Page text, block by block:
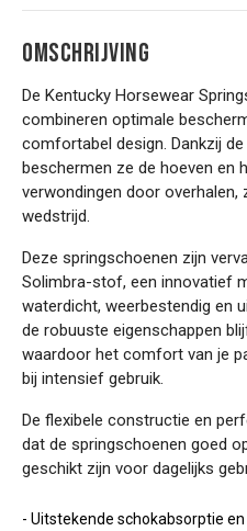
OMSCHRIJVING
De Kentucky Horsewear
combineren optimale
comfortabel design. Dankzij
beschermen ze de hoeven en
verwondingen door overhalen,
wedstrijd.
Deze springschoenen zijn
Solimbra-stof, een innovatief
waterdicht, weerbestendig en
de robuuste eigenschappen
waardoor het comfort van je
bij intensief gebruik.
De flexibele constructie en
dat de springschoenen goed
geschikt zijn voor dagelijks
- Uitstekende schokabsorptie